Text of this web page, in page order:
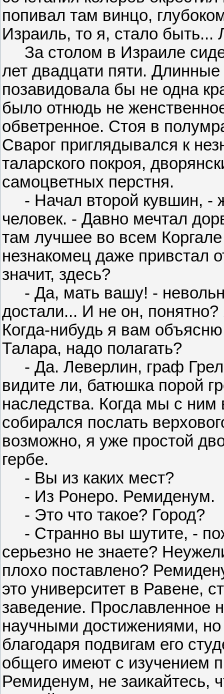
попивал там винцо,
Израиль, то я, стало быть...
За столом в Израиле
лет двадцати пяти.
позавидовала бы не одна
было отнюдь не
обветренное. Стоя в
Сварог приглядывался к
таларского покроя,
самоцветных перстня.
- Начал второй кувшин, -
человек. - Давно мечтал
там лучшее во всем
незнакомец даже привстал
значит, здесь?
- Да, мать вашу! -
достали... И не он,
Когда-нибудь я вам
Талара, надо полагать?
- Да. Леверлин, граф
видите ли, батюшка порой
наследства. Когда мы с ним
собирался послать
возможно, я уже простой
гербе.
- Вы из каких мест?
- Из Ронеро. Ремиденум.
- Это что такое? Город?
- Странно вы шутите, -
серьезно не знаете?
плохо поставлено?
это университет в Равене,
заведение. Прославленное
научными достижениями,
благодаря подвигам его
общего имеют с изучением
Ремиденум, не заикайтесь,